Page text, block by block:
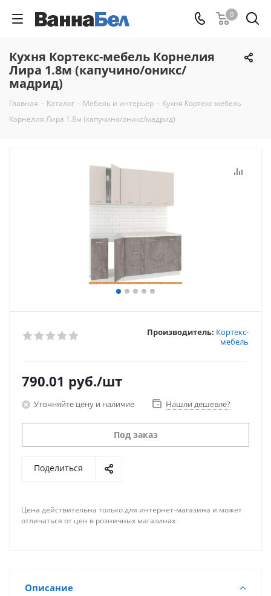
0
Кухня Кортекс-мебель Корнелия
Лира 1.8м (капучино/оникс/
мадрид)
Главная - Каталог - Мебель и интерьер - Кухня Кортекс-мебель
Корнелия Лира 1.8м (капучино/оникс/мадрид)
Производитель: Кортекс-
мебель
790.01 руб./шт
Уточняйте цену и наличие Нашли дешевле?
Под заказ
Поделиться
Цена действительна только для интернет-магазина и может
отличаться от цен в розничных магазинах
Описание